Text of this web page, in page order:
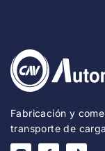
Fabricación y
transporte de